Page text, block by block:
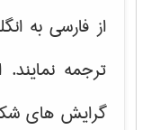
از فارسی به
ترجمه نمایند.
گرایش های